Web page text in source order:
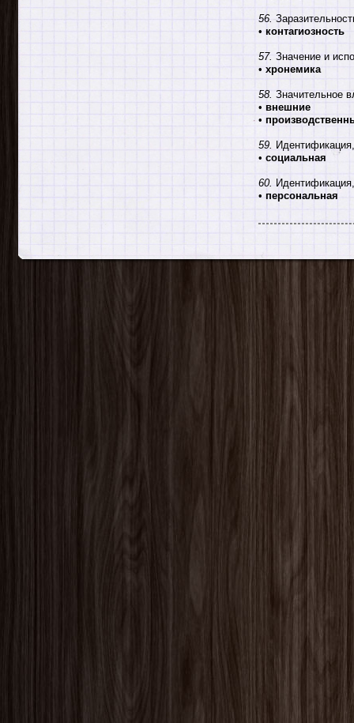
56.
• контагиозность
57. Значение и
• хронемика
58. Значительное
• внешние
•
59.
• социальная
60.
• персональная